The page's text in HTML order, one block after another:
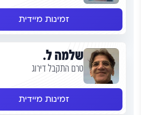
זמינות מיידית
שלמה ל.
טרם התקבל דירוג
זמינות מיידית